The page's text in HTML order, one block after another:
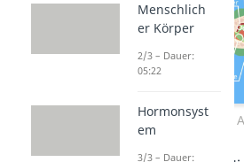
Ohr
Menschlich
er Körper
2/3 – Dauer:
05:22
Hormonsyst
em
3/3 – Dauer: